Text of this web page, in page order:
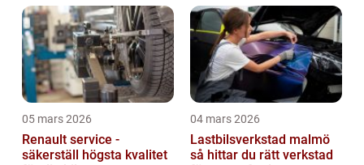
05 mars 2026
Renault service -
säkerställ högsta kvalitet
04 mars 2026
Lastbilsverkstad malmö
så hittar du rätt verkstad